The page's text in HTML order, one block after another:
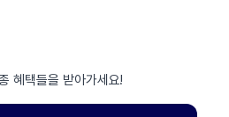
혜택들을 받아가세요!